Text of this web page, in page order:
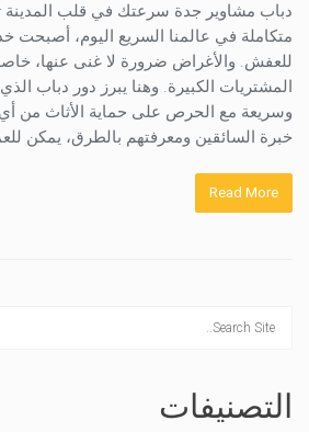
دباب مشاوير جدة سرعتك في قلب المدينة
متكاملة في عالمنا السريع اليوم، أصبحت
للعفش. والأغراض ضرورة لا غنى عنها،
المشتريات الكبيرة. وهنا يبرز دور دباب
وسريعة مع الحرص على حماية الأثاث من
خبرة السائقين ومعرفتهم بالطرق، يمكن
Read More
التصنيفات